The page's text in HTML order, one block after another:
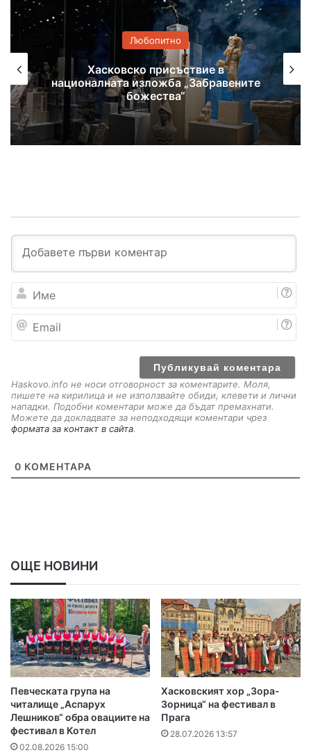
Любопитно
Самодейци се събират на фолклорен
фестивал в Поляново
е
a
Haskovo.info не носи отговорност за коментарите. Моля,
пишете на кирилица и не използвайте обиди, клевети и лични
нападки. Подобни коментари може да бъдат премахнати.
Можете да докладвате за неподходящи коментари чрез
формата за контакт в сайта.
0 КОМЕНТАРА
ОЩЕ НОВИНИ
Певческата група на
читалище „Аспарух
Лешников“ обра овациите на
фестивал в Котел
02.08.2026 15:00
Хасковският хор „Зора-
Зорница“ на фестивал в
Прага
28.07.2026 13:57